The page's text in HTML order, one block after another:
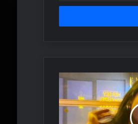
adresinizi
Yılbaşı
eğlencesi
sonrası
fenalaştı!
Üniversiteli